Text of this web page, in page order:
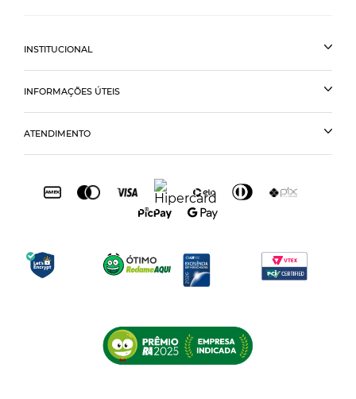
INSTITUCIONAL
INFORMAÇÕES ÚTEIS
ATENDIMENTO